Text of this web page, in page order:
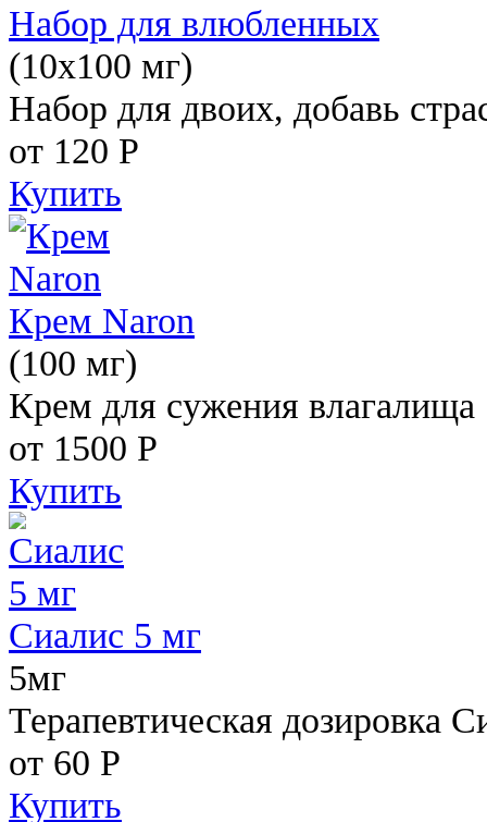
Набор для влюбленных
(10х100 мг)
Набор для двоих, добавь
от 120 Р
Купить
Крем Naron
(100 мг)
Крем для сужения влагалища
от 1500 Р
Купить
Сиалис 5 мг
5мг
Терапевтическая дозировка
от 60 Р
Купить